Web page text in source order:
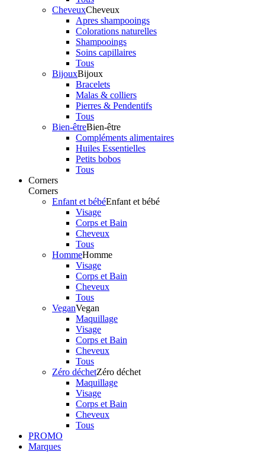
CheveuxCheveux
Apres shampooings
Colorations naturelles
Shampooings
Soins capillaires
Tous
BijouxBijoux
Bracelets
Malas & colliers
Pierres & Pendentifs
Tous
Bien-êtreBien-être
Compléments alimentaires
Huiles Essentielles
Petits bobos
Tous
Corners
Corners
Enfant et bébéEnfant et bébé
Visage
Corps et Bain
Cheveux
Tous
HommeHomme
Visage
Corps et Bain
Cheveux
Tous
VeganVegan
Maquillage
Visage
Corps et Bain
Cheveux
Tous
Zéro déchetZéro déchet
Maquillage
Visage
Corps et Bain
Cheveux
Tous
PROMO
Marques